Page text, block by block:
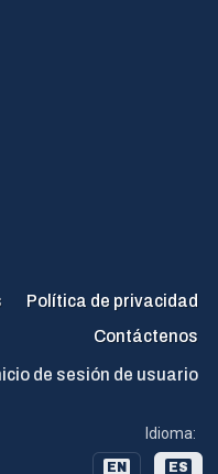
Política de privacidad
Contáctenos
de sesión de usuario
Idioma:
EN ES